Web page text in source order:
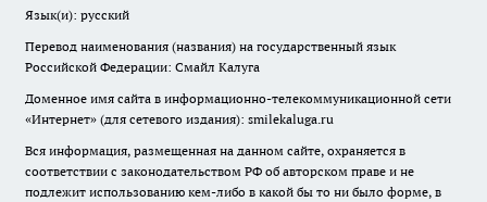
Язык(и): русский
Перевод наименования (названия) на государственный язык
Российской Федерации: Смайл Калуга
Доменное имя сайта в информационно-телекоммуникационной сети
«Интернет» (для сетевого издания): smilekaluga.ru
Вся информация, размещенная на данном сайте, охраняется в
соответствии с законодательством РФ об авторском праве и не
подлежит использованию кем-либо в какой бы то ни было форме, в